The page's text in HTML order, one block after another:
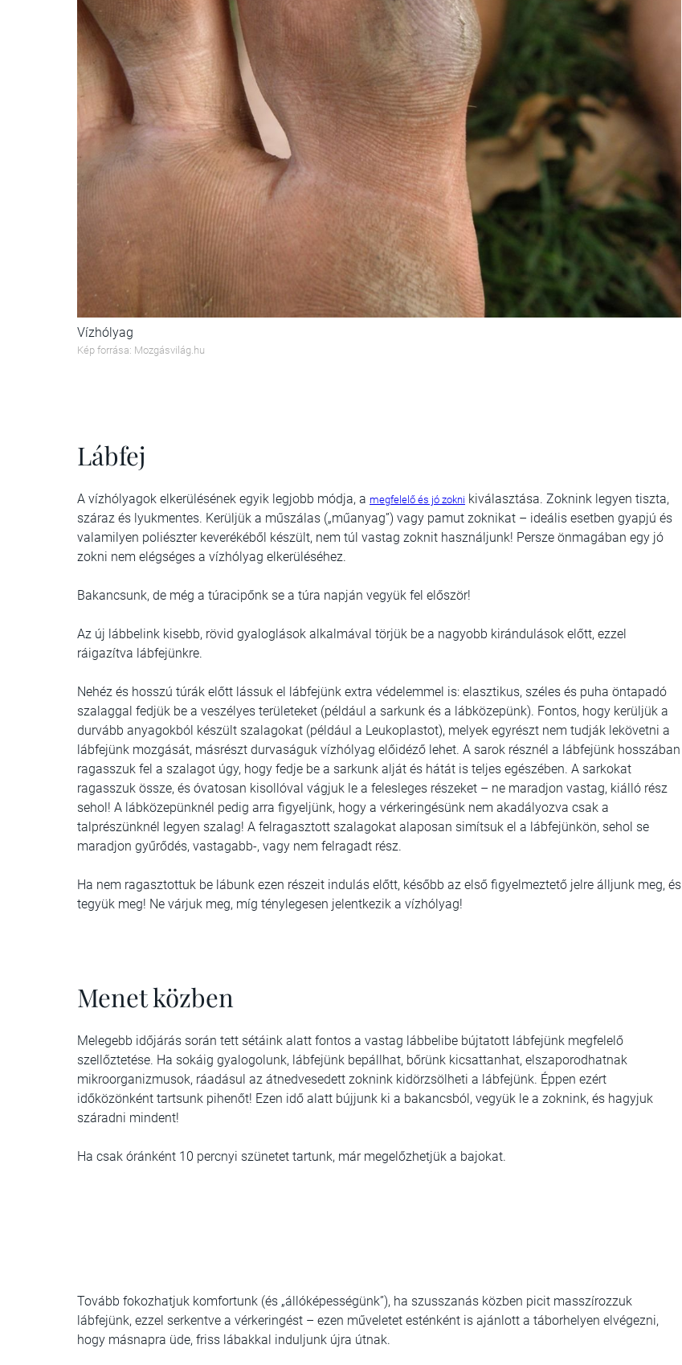
Vízhólyag
Kép forrása: Mozgásvilág.hu
Lábfej
A vízhólyagok elkerülésének egyik legjobb módja, a megfelelő és jó zokni kiválasztása. Zoknink legyen tiszta,
száraz és lyukmentes. Kerüljük a műszálas („műanyag”) vagy pamut zoknikat – ideális esetben gyapjú és
valamilyen poliészter keverékéből készült, nem túl vastag zoknit használjunk! Persze önmagában egy jó
zokni nem elégséges a vízhólyag elkerüléséhez.
Bakancsunk, de még a túracipőnk se a túra napján vegyük fel először!
Az új lábbelink kisebb, rövid gyaloglások alkalmával törjük be a nagyobb kirándulások előtt, ezzel
ráigazítva lábfejünkre.
Nehéz és hosszú túrák előtt lássuk el lábfejünk extra védelemmel is: elasztikus, széles és puha öntapadó
szalaggal fedjük be a veszélyes területeket (például a sarkunk és a lábközepünk). Fontos, hogy kerüljük a
durvább anyagokból készült szalagokat (például a Leukoplastot), melyek egyrészt nem tudják lekövetni a
lábfejünk mozgását, másrészt durvaságuk vízhólyag előidéző lehet. A sarok résznél a lábfejünk hosszában
ragasszuk fel a szalagot úgy, hogy fedje be a sarkunk alját és hátát is teljes egészében. A sarkokat
ragasszuk össze, és óvatosan kisollóval vágjuk le a felesleges részeket – ne maradjon vastag, kiálló rész
sehol! A lábközepünknél pedig arra figyeljünk, hogy a vérkeringésünk nem akadályozva csak a
talprészünknél legyen szalag! A felragasztott szalagokat alaposan simítsuk el a lábfejünkön, sehol se
maradjon gyűrődés, vastagabb-, vagy nem felragadt rész.
Ha nem ragasztottuk be lábunk ezen részeit indulás előtt, később az első figyelmeztető jelre álljunk meg, és
tegyük meg! Ne várjuk meg, míg ténylegesen jelentkezik a vízhólyag!
Menet közben
Melegebb időjárás során tett sétáink alatt fontos a vastag lábbelibe bújtatott lábfejünk megfelelő
szellőztetése. Ha sokáig gyalogolunk, lábfejünk bepállhat, bőrünk kicsattanhat, elszaporodhatnak
mikroorganizmusok, ráadásul az átnedvesedett zoknink kidörzsölheti a lábfejünk. Éppen ezért
időközönként tartsunk pihenőt! Ezen idő alatt bújjunk ki a bakancsból, vegyük le a zoknink, és hagyjuk
száradni mindent!
Ha csak óránként 10 percnyi szünetet tartunk, már megelőzhetjük a bajokat.
Tovább fokozhatjuk komfortunk (és „állóképességünk”), ha szusszanás közben picit masszírozzuk
lábfejünk, ezzel serkentve a vérkeringést – ezen műveletet esténként is ajánlott a táborhelyen elvégezni,
hogy másnapra üde, friss lábakkal induljunk újra útnak.